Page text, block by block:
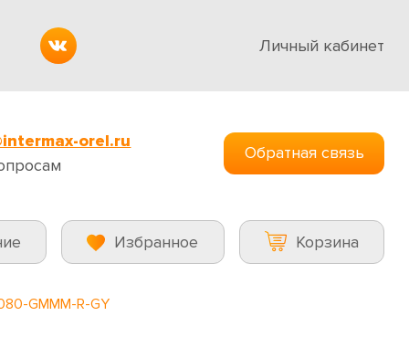
Личный кабинет
orel.ru
Обратная связь
Избранное Корзина
GMMM-R-GY